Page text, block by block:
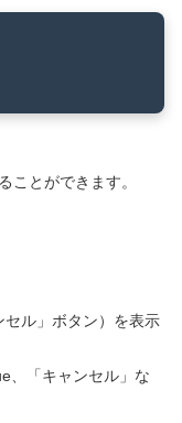
ことができます。
セル」ボタン）を表示
、「キャンセル」な